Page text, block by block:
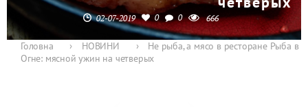
02-07-2019 0 0 666
Головна › НОВИНИ ›
Не рыба, а мясо в ресторане Рыба в
Огне: мясной ужин на четверых